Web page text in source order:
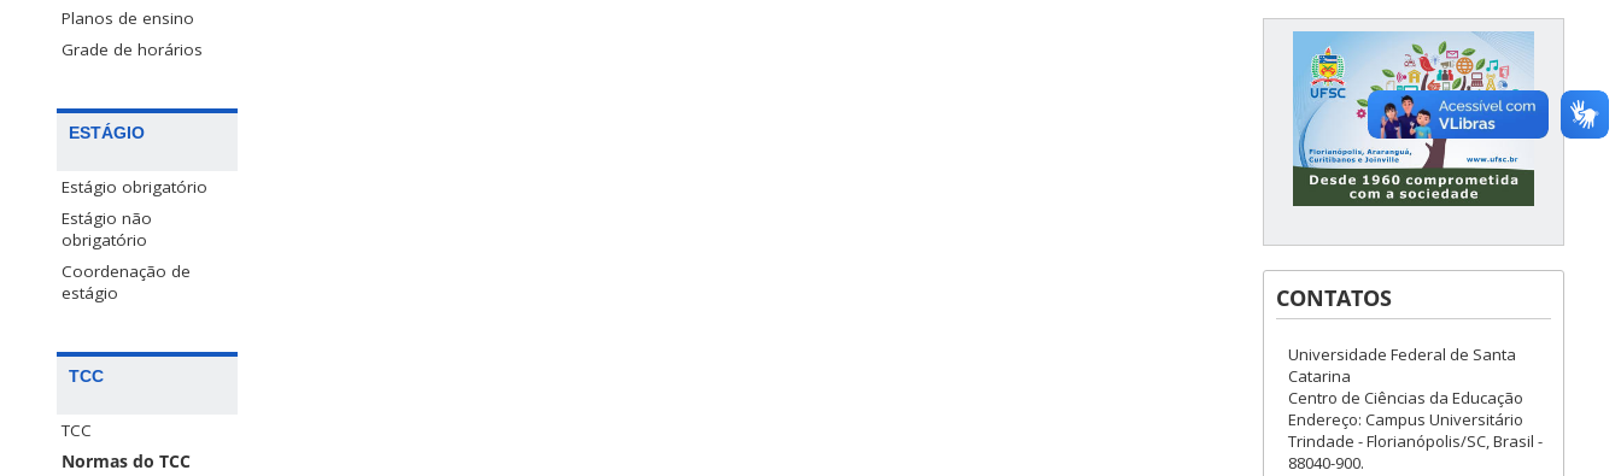
Planos de ensino
Grade de horários
ESTÁGIO
Estágio obrigatório
Estágio não
obrigatório
Coordenação de
estágio
TCC
TCC
Normas do TCC
CONTATOS
Universidade Federal de Santa
Catarina
Centro de Ciências da Educação
Endereço: Campus Universitário
Trindade - Florianópolis/SC, Brasil -
88040-900.